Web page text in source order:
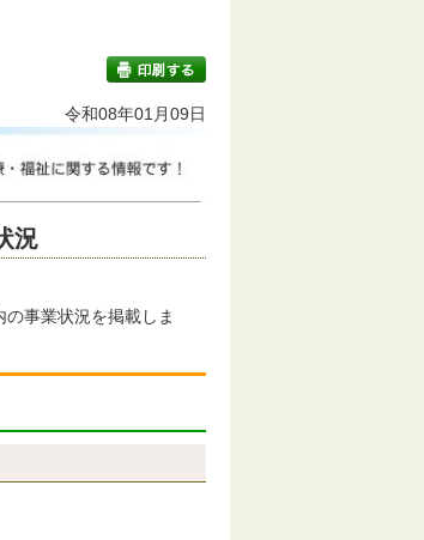
印刷する
令和08年01月09日
況
事業状況を掲載しま